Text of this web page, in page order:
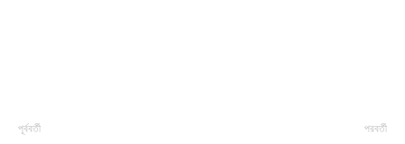
পূর্ববর্তী পরবর্তী